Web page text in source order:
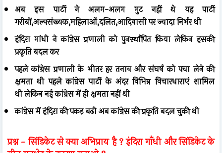
अब इस पार्टी ने अलग-अलग गुट नहीं थे यह पार्टी
गरीबों,अल्पसंख्यक,महिलाओं,दलित,आदिवासी पर ज्यादा निर्भर थी
इंदिरा गांधी ने कांग्रेस प्रणाली को पुनर्स्थापित किया लेकिन इसकी
प्रकृति बदल कर
पहले कांग्रेस प्रणाली के भीतर हर तनाव और संघर्ष को पचा लेने की
क्षमता थीपहले कांग्रेस पार्टी के अंदर विभिन्न विचारधाराएं शामिल
थीलेकिन नई कांग्रेस में ही क्षमता नहीं थी
कांग्रेस में इंदिरा की पकड़ बढी अब कांग्रेस की प्रकृति बदल चुकी थी
प्रश्न -सिंडिकेट से क्या अभिप्राय है ?इंदिरा गाँधी और सिंडिकेट के